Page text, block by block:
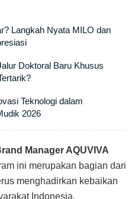
Langkah Nyata MILO dan
Doktoral Baru Khusus
Teknologi dalam
2026
Manager AQUVIVA
ini merupakan bagian dari
menghadirkan kebaikan
Indonesia.